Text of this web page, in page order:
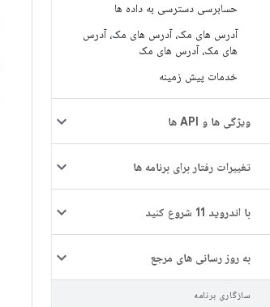
حسابرسی دسترسی به داده ها
آدرس های مک، آدرس های مک، آدرس
های مک، آدرس های مک
خدمات پیش زمینه
ویژگی ها و API ها
تغییرات رفتار برای برنامه ها
با اندروید 11 شروع کنید
به روز رسانی های مرجع
سازگاری برنامه